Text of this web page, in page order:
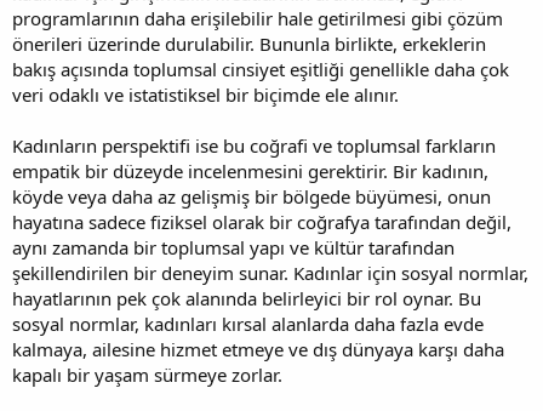
programlarının daha erişilebilir hale getirilmesi gibi çözüm
önerileri üzerinde durulabilir. Bununla birlikte, erkeklerin
bakış açısında toplumsal cinsiyet eşitliği genellikle daha çok
veri odaklı ve istatistiksel bir biçimde ele alınır.
Kadınların perspektifi ise bu coğrafi ve toplumsal farkların
empatik bir düzeyde incelenmesini gerektirir. Bir kadının,
köyde veya daha az gelişmiş bir bölgede büyümesi, onun
hayatına sadece fiziksel olarak bir coğrafya tarafından değil,
aynı zamanda bir toplumsal yapı ve kültür tarafından
şekillendirilen bir deneyim sunar. Kadınlar için sosyal normlar,
hayatlarının pek çok alanında belirleyici bir rol oynar. Bu
sosyal normlar, kadınları kırsal alanlarda daha fazla evde
kalmaya, ailesine hizmet etmeye ve dış dünyaya karşı daha
kapalı bir yaşam sürmeye zorlar.